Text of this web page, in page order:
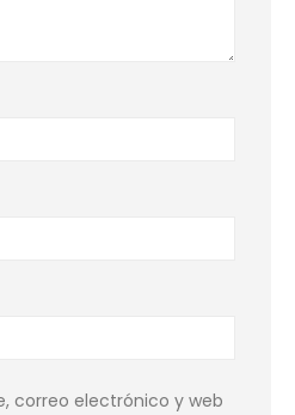
correo electrónico y web